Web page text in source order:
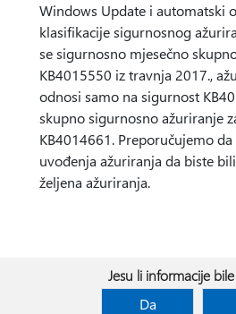
Windows Update i automatski
klasifikacije sigurnosnog
se sigurnosno mjesečno
KB4015550 iz travnja 2017.,
odnosi samo na sigurnost
skupno sigurnosno ažuriranje
KB4014661. Preporučujemo
uvođenja ažuriranja da biste
željena ažuriranja.
Jesu li informacije
Da